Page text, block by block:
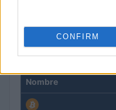
CONFIRM
COTIZACIONES CRYPTO
Nombre